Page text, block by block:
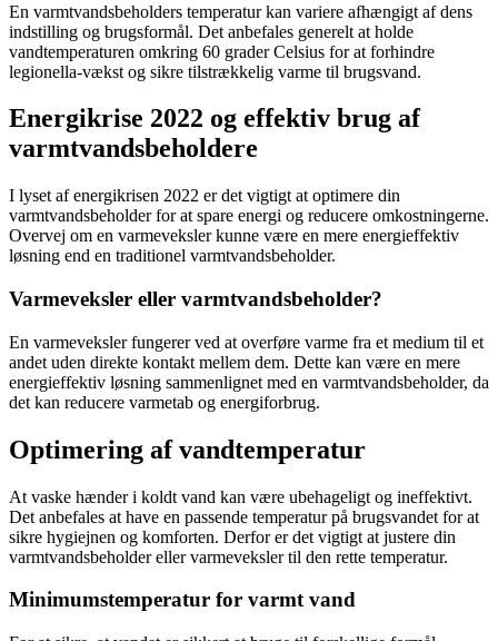
En varmtvandsbeholders temperatur kan variere afhængigt af dens
indstilling og brugsformål. Det anbefales generelt at holde
vandtemperaturen omkring 60 grader Celsius for at forhindre
legionella-vækst og sikre tilstrækkelig varme til brugsvand.
Energikrise 2022 og effektiv brug af
varmtvandsbeholdere
I lyset af energikrisen 2022 er det vigtigt at optimere din
varmtvandsbeholder for at spare energi og reducere omkostningerne.
Overvej om en varmeveksler kunne være en mere energieffektiv
løsning end en traditionel varmtvandsbeholder.
Varmeveksler eller varmtvandsbeholder?
En varmeveksler fungerer ved at overføre varme fra et medium til et
andet uden direkte kontakt mellem dem. Dette kan være en mere
energieffektiv løsning sammenlignet med en varmtvandsbeholder, da
det kan reducere varmetab og energiforbrug.
Optimering af vandtemperatur
At vaske hænder i koldt vand kan være ubehageligt og ineffektivt.
Det anbefales at have en passende temperatur på brugsvandet for at
sikre hygiejnen og komforten. Derfor er det vigtigt at justere din
varmtvandsbeholder eller varmeveksler til den rette temperatur.
Minimumstemperatur for varmt vand